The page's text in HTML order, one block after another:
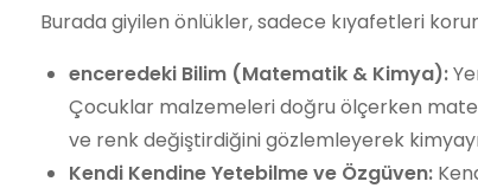
Burada giyilen önlükler, sadece kıyafetleri
enceredeki Bilim (Matematik & Kimya):
Çocuklar malzemeleri doğru ölçerken
ve renk değiştirdiğini gözlemleyerek
Kendi Kendine Yetebilme ve Özgüven: